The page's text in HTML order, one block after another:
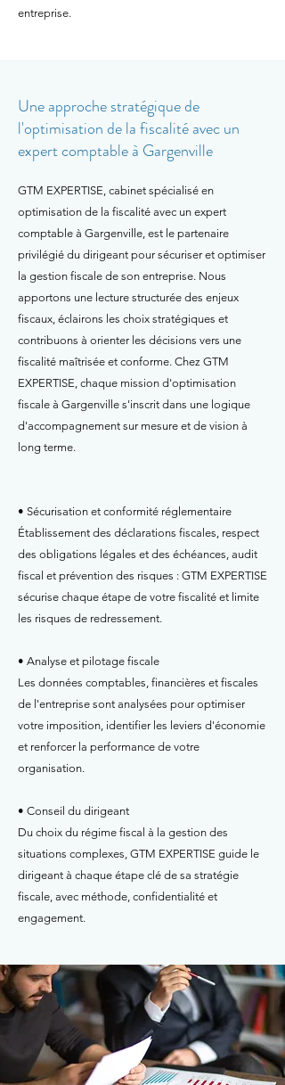
entreprise.
Une approche stratégique de
l'optimisation de la fiscalité avec un
expert comptable à Gargenville
GTM EXPERTISE, cabinet spécialisé en
optimisation de la fiscalité avec un expert
comptable à Gargenville, est le partenaire
privilégié du dirigeant pour sécuriser et optimiser
la gestion fiscale de son entreprise. Nous
apportons une lecture structurée des enjeux
fiscaux, éclairons les choix stratégiques et
contribuons à orienter les décisions vers une
fiscalité maîtrisée et conforme. Chez GTM
EXPERTISE, chaque mission d'optimisation
fiscale à Gargenville s'inscrit dans une logique
d'accompagnement sur mesure et de vision à
long terme.
• Sécurisation et conformité réglementaire
Établissement des déclarations fiscales, respect
des obligations légales et des échéances, audit
fiscal et prévention des risques : GTM EXPERTISE
sécurise chaque étape de votre fiscalité et limite
les risques de redressement.
• Analyse et pilotage fiscale
Les données comptables, financières et fiscales
de l'entreprise sont analysées pour optimiser
votre imposition, identifier les leviers d'économie
et renforcer la performance de votre
organisation.
• Conseil du dirigeant
Du choix du régime fiscal à la gestion des
situations complexes, GTM EXPERTISE guide le
dirigeant à chaque étape clé de sa stratégie
fiscale, avec méthode, confidentialité et
engagement.